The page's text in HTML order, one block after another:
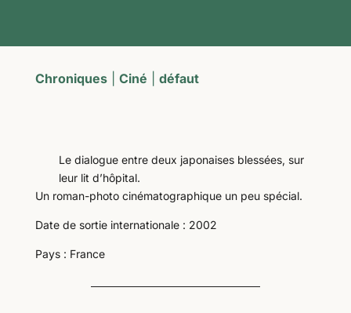
Chroniques| Ciné défaut
Le dialogue entre deux japonaises blessées, sur
leur lit d’hôpital.
Un roman-photo cinématographique un peu spécial.
Date de sortie internationale : 2002
Pays : France